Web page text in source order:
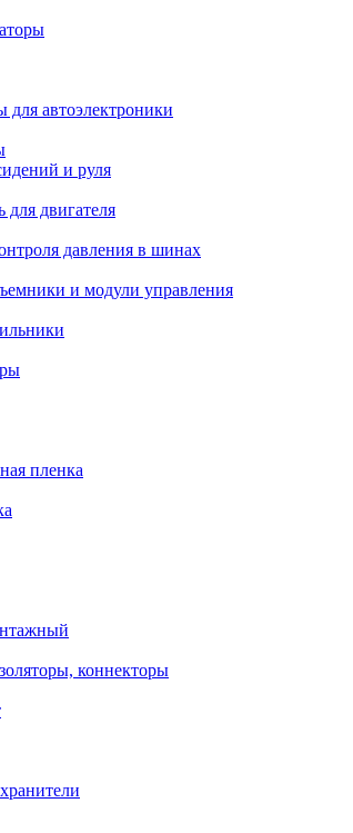
для автоэлектроники
и руля
для двигателя
давления в шинах
и модули управления
пленка
коннекторы